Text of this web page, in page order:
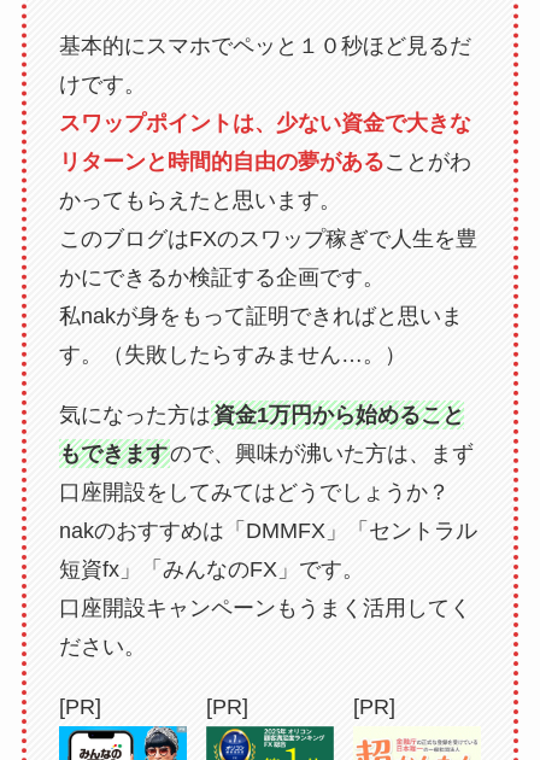
基本的にスマホでペッと１０秒ほど見るだ
けです。
スワップポイントは、少ない資金で大きな
リターンと時間的自由の夢があることがわ
かってもらえたと思います。
このブログはFXのスワップ稼ぎで人生を豊
かにできるか検証する企画です。
私nakが身をもって証明できればと思いま
す。（失敗したらすみません…。）
気になった方は資金1万円から始めること
もできますので、興味が沸いた方は、まず
口座開設をしてみてはどうでしょうか？
nakのおすすめは「DMMFX」「セントラル
短資fx」「みんなのFX」です。
口座開設キャンペーンもうまく活用してく
ださい。
[PR] [PR] [PR]